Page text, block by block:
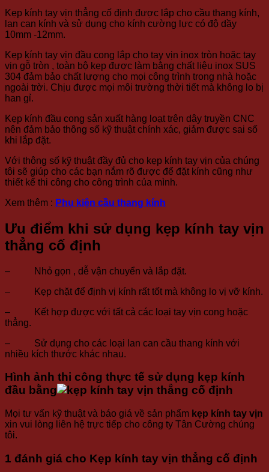
Kẹp kính tay vịn thẳng cố định được lắp cho cầu thang kính,
lan can kính và sử dụng cho kính cường lực có độ dầy
10mm -12mm.
Kẹp kính tay vịn đầu cong lắp cho tay vịn inox tròn hoặc tay
vịn gỗ tròn , toàn bộ kẹp được làm bằng chất liệu inox SUS
304 đảm bảo chất lượng cho mọi công trình trong nhà hoặc
ngoài trời. Chịu được mọi môi trường thời tiết mà không lo bị
han gỉ.
Kẹp kính đầu cong sản xuất hàng loạt trên dây truyền CNC
nên đảm bảo thông số kỹ thuật chính xác, giảm được sai số
khi lắp đặt.
Với thông số kỹ thuật đầy đủ cho kẹp kính tay vịn của chúng
tôi sẽ giúp cho các bạn nắm rõ được để đặt kính cũng như
thiết kế thi công cho công trình của mình.
Xem thêm : Phụ kiện cầu thang kính
Ưu điểm khi sử dụng kẹp kính tay vịn
thẳng cố định
– Nhỏ gọn , dễ vận chuyển và lắp đặt.
– Kẹp chặt để định vị kính rất tốt mà không lo vị vỡ kính.
– Kết hợp được với tất cả các loại tay vịn cong hoặc
thẳng.
– Sử dụng cho các loại lan can cầu thang kính với
nhiều kích thước khác nhau.
Hình ảnh thi công thực tế sử dụng kẹp kính
đầu bằng
Mọi tư vấn kỹ thuật và báo giá về sản phẩm kẹp kính tay vịn
xin vui lòng liên hệ trực tiếp cho công ty Tân Cường chúng
tôi.
1 đánh giá cho Kẹp kính tay vịn thẳng cố định